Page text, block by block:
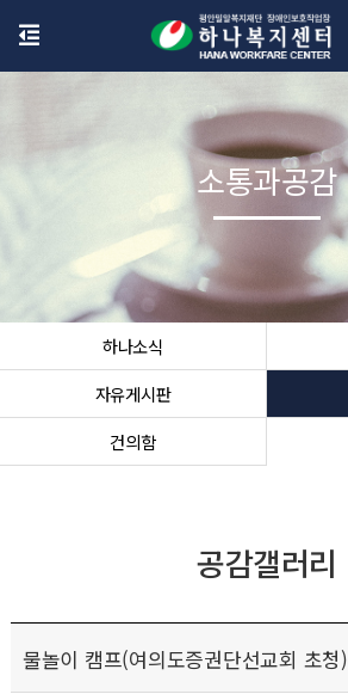
하나소식
자유게시판
건의함
소통과공감
공감갤러리
물놀이 캠프(여의도증권단선교회 초청)